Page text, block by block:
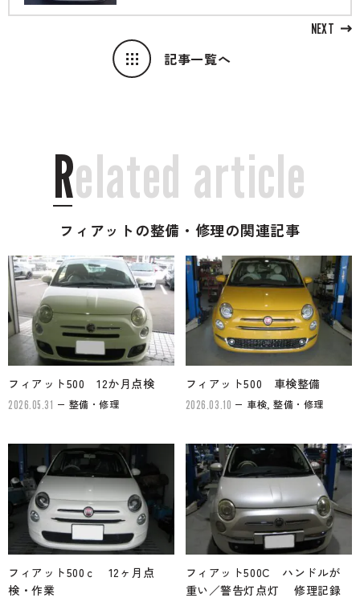
記事一覧へ
NEXT
Related article
フィアットの整備・修理の関連記事
フィアット500 12か月点検
2026.05.31 整備・修理
フィアット500 車検整備
2026.03.10 車検, 整備・修理
フィアット500ｃ 12ヶ月点
検・作業
フィアット500C ハンドルが
重い／警告灯点灯 修理記録